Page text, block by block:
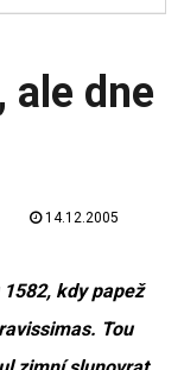
ale dne
14.12.2005
kdy papež
Tou